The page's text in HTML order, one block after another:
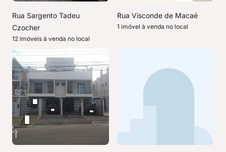
Rua Sargento Tadeu
Czocher
12 imóveis à venda no local
Rua Visconde de Macaé
1 imóvel à venda no local